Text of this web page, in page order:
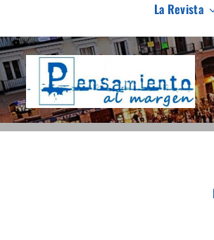
contenido
Revista de investigación
La Revista